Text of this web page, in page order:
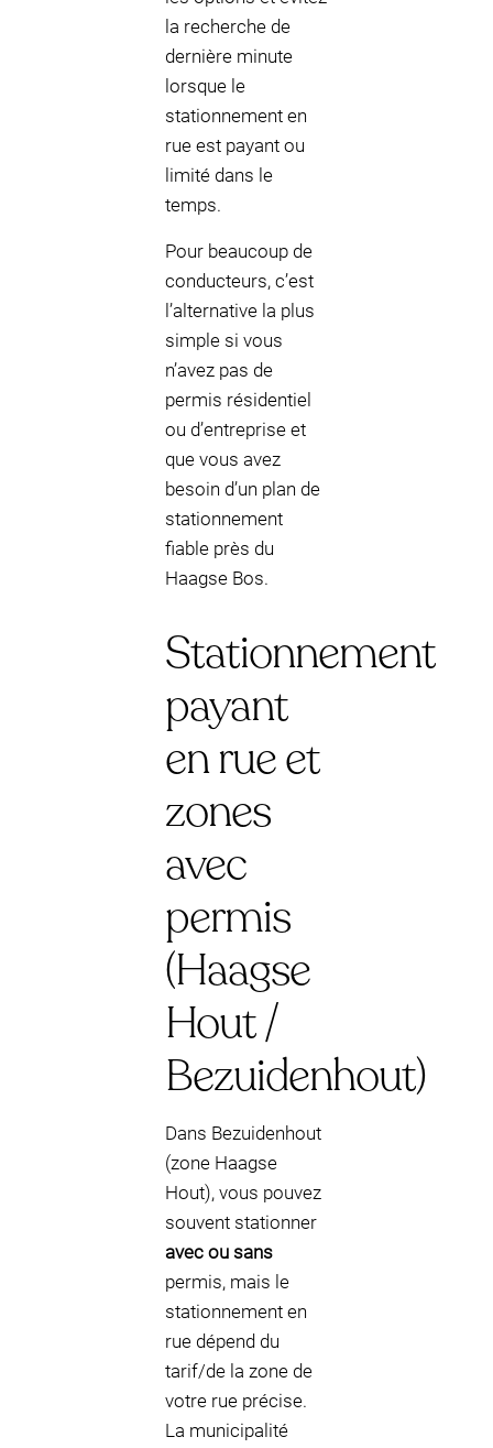
la recherche de
dernière minute
lorsque le
stationnement en
rue est payant ou
limité dans le
temps.
Pour beaucoup de
conducteurs, c’est
l’alternative la plus
simple si vous
n’avez pas de
permis résidentiel
ou d’entreprise et
que vous avez
besoin d’un plan de
stationnement
fiable près du
Haagse Bos.
Stationnement
payant
en rue et
zones
avec
permis
(Haagse
Hout /
Bezuidenhout)
Dans Bezuidenhout
(zone Haagse
Hout), vous pouvez
souvent stationner
avec ou sans
permis, mais le
stationnement en
rue dépend du
tarif/de la zone de
votre rue précise.
La municipalité